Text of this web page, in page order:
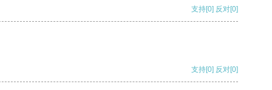
支持[0] 反对[0]
支持[0] 反对[0]